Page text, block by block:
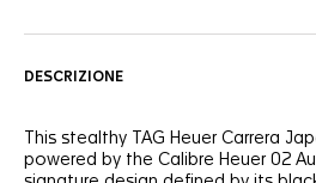
DESCRIZIONE
This stealthy TAG Heuer Carrera
powered by the Calibre Heuer 02